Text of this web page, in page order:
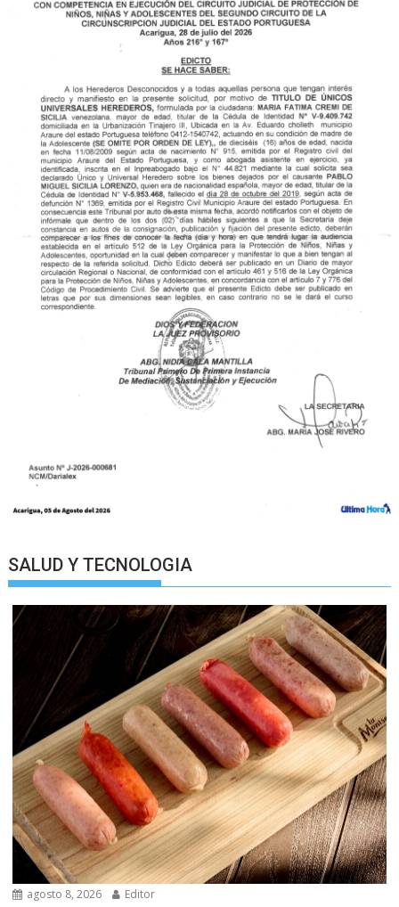
SALUD Y TECNOLOGIA
agosto 8, 2026 Editor